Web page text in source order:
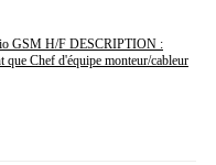
GSM H/F DESCRIPTION :
que Chef d'équipe monteur/cableur